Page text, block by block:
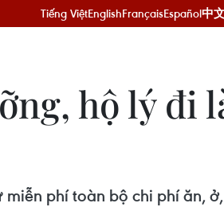
Tiếng ViệtEnglishFrançaisEspañol中
hộ lý đi
phí toàn bộ chi phí ăn,